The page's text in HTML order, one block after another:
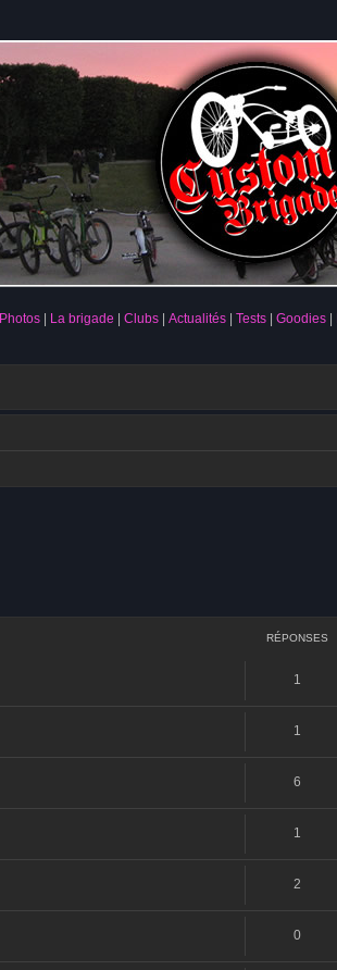
Photos La brigade Clubs Actualités Tests Goodies
RÉPONSES
1
1
6
1
2
0